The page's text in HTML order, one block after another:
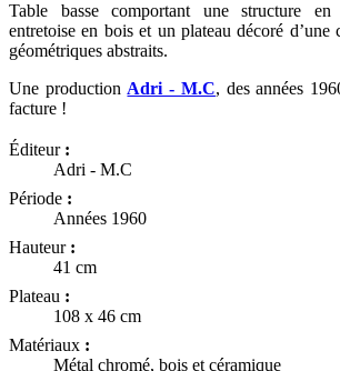
Table basse comportant une structure
entretoise en bois et un plateau décoré d’une
géométriques abstraits.
Une production Adri - M.C, des années
facture !
Éditeur :
Adri - M.C
Période :
Années 1960
Hauteur :
41 cm
Plateau :
108 x 46 cm
Matériaux :
Métal chromé, bois et céramique